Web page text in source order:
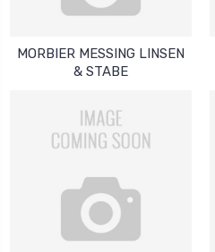
MORBIER MESSING LINSEN
& STABE